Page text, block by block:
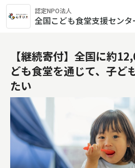
認定NPO法人
全国こども食堂支援セン
【継続寄付】全国に約
ども食堂を通じて、子ど
たい